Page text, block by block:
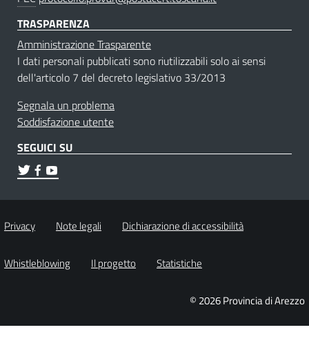
TRASPARENZA
Amministrazione Trasparente
I dati personali pubblicati sono riutilizzabili solo ai sensi
dell'articolo 7 del decreto legislativo 33/2013
Segnala un problema
Soddisfazione utente
SEGUICI SU
Privacy Note legali Dichiarazione di accessibilità
Whistleblowing Il progetto Statistiche
© 2026 Provincia di Arezzo